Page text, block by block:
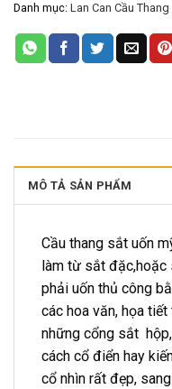
Danh mục: Lan Can Cầu
MÔ TẢ SẢN PHẨM
Cầu thang sắt uốn
làm từ sắt
phải uốn thủ công
các hoa văn, họa
những cổng sắt
cách cổ điển hay
cổ nhìn rất đẹp,